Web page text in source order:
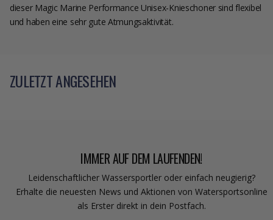
dieser Magic Marine Performance Unisex-Knieschoner sind flexibel
und haben eine sehr gute Atmungsaktivität.
ZULETZT ANGESEHEN
IMMER AUF DEM LAUFENDEN!
Leidenschaftlicher Wassersportler oder einfach neugierig?
Erhalte die neuesten News und Aktionen von Watersportsonline
als Erster direkt in dein Postfach.